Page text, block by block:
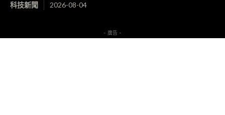
科技新聞 2026-08-04
- 廣告 -